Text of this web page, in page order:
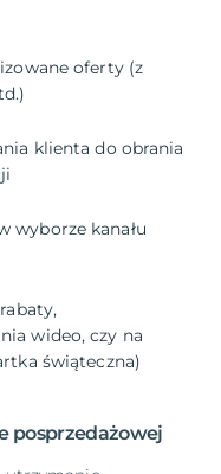
oferty (z
klienta do obrania
wyborze kanału
wideo, czy na
świąteczna)
posprzedażowej